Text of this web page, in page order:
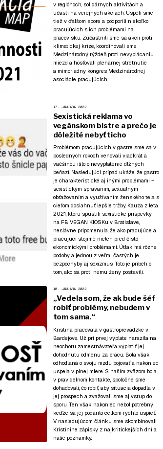
v regiónoch, solidárnych aktivitách a
účasti na verejných akciách. Uspeli sme
tiež v ďalšom spore a podporili niekoľko
pracujúcich s ich problémami na
pracovisku. Zúčastnili sme sa akcií proti
klimatickej kríze, koordinovali sme
Medzinárodný týždeň proti nevyplácaniu
miezd a hosťovali plenárnej stretnutie
a mimoriadny kongres Medzinárodnej
asociácie pracujúcich.
17. JANUÁRA 2022
Sexistická reklama vo
vegánskom bistre a prečo je
dôležité nebyť ticho
Problémom pracujúcich v gastre sme sa v
posledných rokoch venovali viackrát a
väčšinou išlo o nevyplatenie dlžných
peňazí. Nasledujúci prípad ukáže, že gastro
je charakteristické aj inými problémami –
sexistickým správaním, sexuálnym
obťažovaním a využívaním ženského tela s
cieľom dosiahnuť lepšie tržby. Kauza z leta
2021, ktorú spustili sexistické príspevky
na FB VEGAN KIOSKu v Bratislave,
neslávne pripomenula, že ako pracujúce a
pracujúci stojíme nielen pred čisto
ekonomickými problémami. Útlak má rôzne
podoby a jednou z veľmi častých je
bezpochyby aj sexizmus. Toto je príbeh o
tom, ako sa proti nemu ženy postavili.
10. JANUÁRA 2022
„Vedela som, že ak bude šéf
robiť problémy, nebudem v
tom sama.“
Kristína pracovala v gastroprevádzke v
Bardejove. Už pri prvej výplate narazila na
neochotu zamestnávateľa vyplatiť jej
dohodnutú odmenu za prácu. Bola však
odhodlaná o svoju mzdu bojovať a nakoniec
uspela v plnej miere. S naším zväzom bola
v pravidelnom kontakte, spoločne sme
dohadovali, čo robiť, aby situácia dopadla v
jej prospech a zvažovali sme aj vstup do
sporu. Ten však nakoniec nebol potrebný,
keďže sa jej podarilo celkom rýchlo uspieť.
V nasledujúcom článku sme skombinovali
Kristínine zápisky z najkritickejších dní a
naše poznámky.